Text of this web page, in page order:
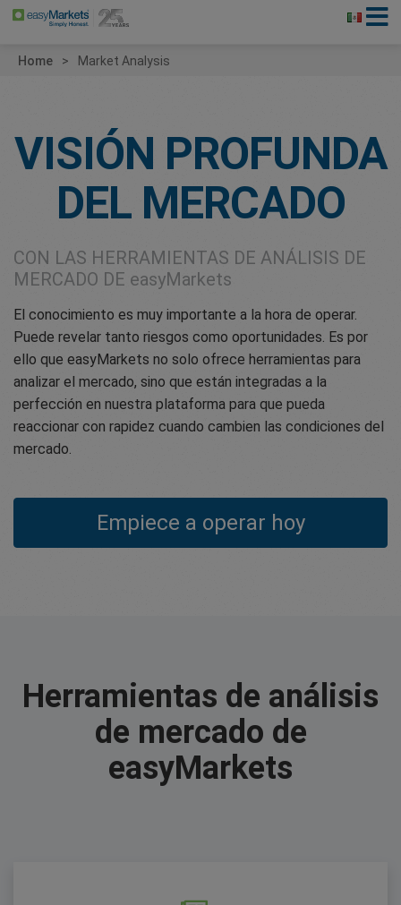
Home Market Analysis
VISIÓN PROFUNDA
DEL MERCADO
CON LAS HERRAMIENTAS DE ANÁLISIS DE
MERCADO DE easyMarkets
El conocimiento es muy importante a la hora de operar.
Puede revelar tanto riesgos como oportunidades. Es por
ello que easyMarkets no solo ofrece herramientas para
analizar el mercado, sino que están integradas a la
perfección en nuestra plataforma para que pueda
reaccionar con rapidez cuando cambien las condiciones del
mercado.
Empiece a operar hoy
Herramientas de análisis
de mercado de
easyMarkets